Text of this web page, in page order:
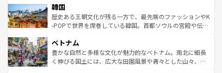
はコンテンツ一覧
いる。アクティビティも充実しており、サーフィンやダイ
ビング、ハイキングなど、アウトドア好きにはたまらな
い。オーストラリアの多彩な魅力を存分に味わいつくそ
参照してほしい。
ン）、静ひつな山岳地帯である台湾東部など、都市の喧騒
と山間の静けさが共存しており、訪れる人に新しい発見と
驚きをもたらしてくれる。また、奥深い台湾の食文化も魅
容にもいいと評判のスイーツなど、バラエティ豊かな料理
が味わえる。 なお、新着の台湾情報は コンテンツ一覧を参
照してほしい。
韓国
歴史ある王朝文化が残る一方で、最先端のファッションやK
-POPで世界を席巻している韓国。首都ソウルの宮殿や伝統
き、地方に足を延ばせば四季折々の自然美を楽しむことが
できる。そして、キムチや焼肉、絶品のストリートフード
まで、さまざまな韓国料理が待っている。夜には、韓国な
ベトナム
豊かな自然と多様な文化が魅力的なベトナム。南北に細長
く伸びる国土には、広大な田園風景や青々とした山々、世